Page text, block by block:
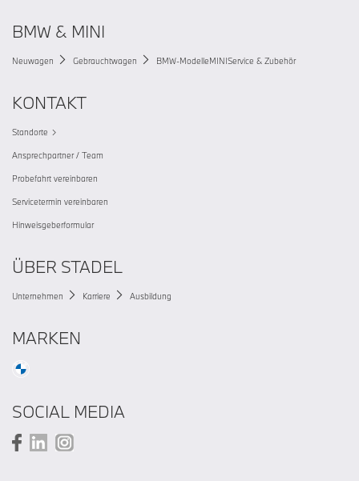
BMW & MINI
Neuwagen Gebrauchtwagen BMW-ModelleMINIService & Zubehör
KONTAKT
Standorte
Ansprechpartner / Team
Probefahrt vereinbaren
Servicetermin vereinbaren
Hinweisgeberformular
ÜBER STADEL
Unternehmen Karriere Ausbildung
MARKEN
SOCIAL MEDIA